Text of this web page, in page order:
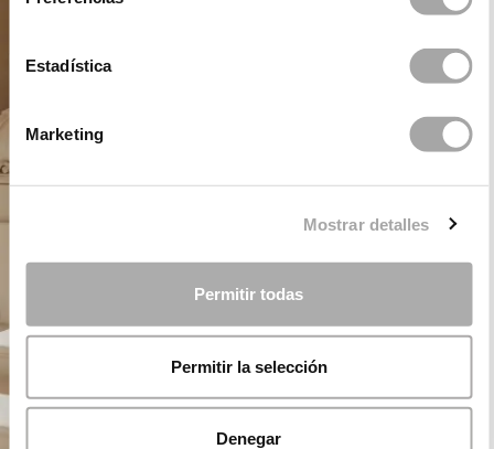
Estadística
Marketing
Mostrar detalles
Permitir todas
Permitir la selección
Denegar